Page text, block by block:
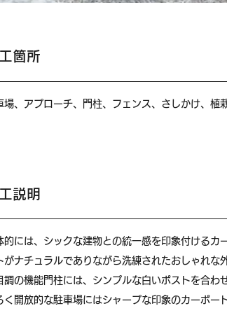
箇所
場、アプローチ、門柱、フェンス、さしかけ、植
説明
的には、シックな建物との統一感を印象付けるカ
がナチュラルでありながら洗練されたおしゃれな
調の機能門柱には、シンプルな白いポストを合わ
く開放的な駐車場にはシャープな印象のカーポ